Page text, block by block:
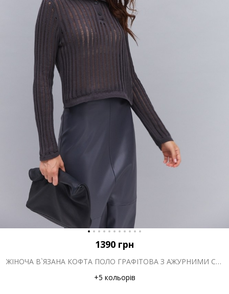
1390 грн
ЖІНОЧА В`ЯЗАНА КОФТА ПОЛО ГРАФІТОВА З АЖУРНИМИ СМУЖКАМИ
+5 кольорів